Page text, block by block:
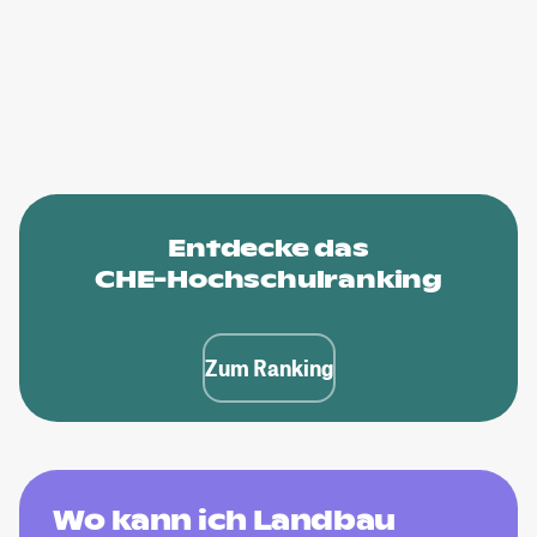
Entdecke das
CHE-Hochschulranking
Zum Ranking
Wo kann ich Landbau